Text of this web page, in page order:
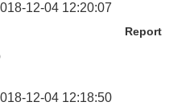
12-04 12:20:07
Report
12-04 12:18:50